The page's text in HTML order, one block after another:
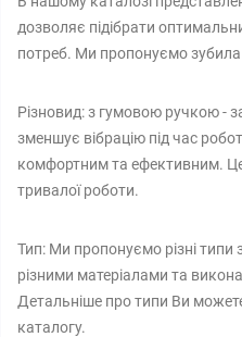
дозволяє підібрати
потреб. Ми пропонуємо
Різновид: з гумовою ручкою -
зменшує вібрацію під час
комфортним та ефективним.
тривалої роботи.
Тип: Ми пропонуємо різні типи
різними матеріалами та
Детальніше про типи Ви
каталогу.